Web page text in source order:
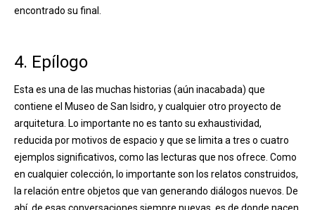
encontrado su final.
4. Epílogo
Esta es una de las muchas historias (aún inacabada) que
contiene el Museo de San Isidro, y cualquier otro proyecto de
arquitetura. Lo importante no es tanto su exhaustividad,
reducida por motivos de espacio y que se limita a tres o cuatro
ejemplos significativos, como las lecturas que nos ofrece. Como
en cualquier colección, lo importante son los relatos construidos,
la relación entre objetos que van generando diálogos nuevos. De